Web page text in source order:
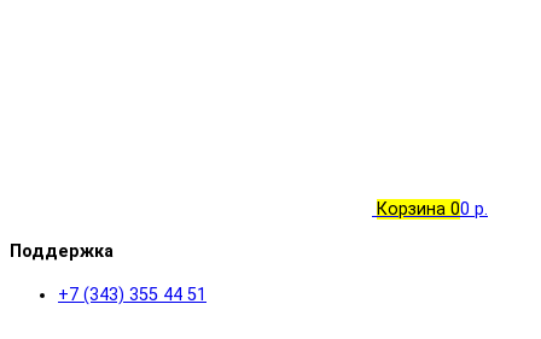
Корзина 00 р.
Поддержка
+7 (343) 355 44 51